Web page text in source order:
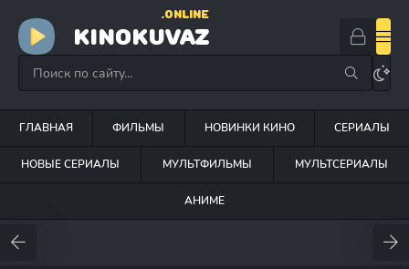
KINOKUVAZ
.ONLINE
ГЛАВНАЯ ФИЛЬМЫ НОВИНКИ КИНО СЕРИАЛЫ
НОВЫЕ СЕРИАЛЫ МУЛЬТФИЛЬМЫ МУЛЬТСЕРИАЛЫ
АНИМЕ